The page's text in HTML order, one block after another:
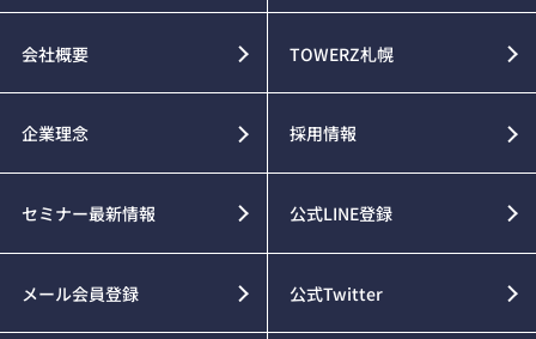
会社概要 TOWERZ札幌
企業理念 採用情報
セミナー最新情報 公式LINE登録
メール会員登録 公式Twitter